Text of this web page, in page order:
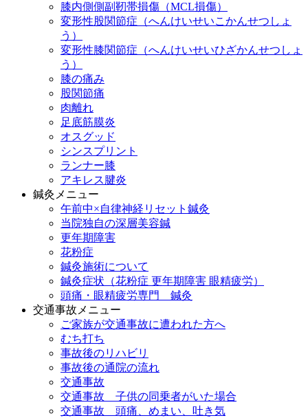
膝内側側副靭帯損傷（MCL損傷）
変形性股関節症（へんけいせいこかんせつしょ
う）
変形性膝関節症（へんけいせいひざかんせつしょ
う）
膝の痛み
股関節痛
肉離れ
足底筋膜炎
オスグッド
シンスプリント
ランナー膝
アキレス腱炎
鍼灸メニュー
午前中×自律神経リセット鍼灸
当院独自の深層美容鍼
更年期障害
花粉症
鍼灸施術について
鍼灸症状（花粉症 更年期障害 眼精疲労）
頭痛・眼精疲労専門 鍼灸
交通事故メニュー
ご家族が交通事故に遭われた方へ
むち打ち
事故後のリハビリ
事故後の通院の流れ
交通事故
交通事故 子供の同乗者がいた場合
交通事故 頭痛、めまい、吐き気